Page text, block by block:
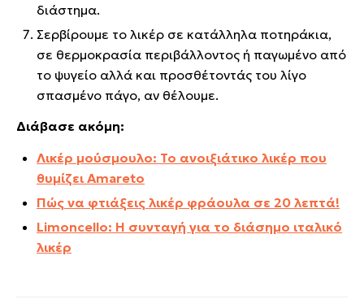
διάστημα.
Σερβίρουμε το λικέρ σε κατάλληλα ποτηράκια,
σε θερμοκρασία περιβάλλοντος ή παγωμένο από
το ψυγείο αλλά και προσθέτοντάς του λίγο
σπασμένο πάγο, αν θέλουμε.
Διάβασε ακόμη:
Λικέρ μούσμουλο: Το ανοιξιάτικο λικέρ που
θυμίζει Amareto
Πώς να φτιάξεις λικέρ φράουλα σε 20 λεπτά!
Limoncello: Η συνταγή για το διάσημο ιταλικό
λικέρ